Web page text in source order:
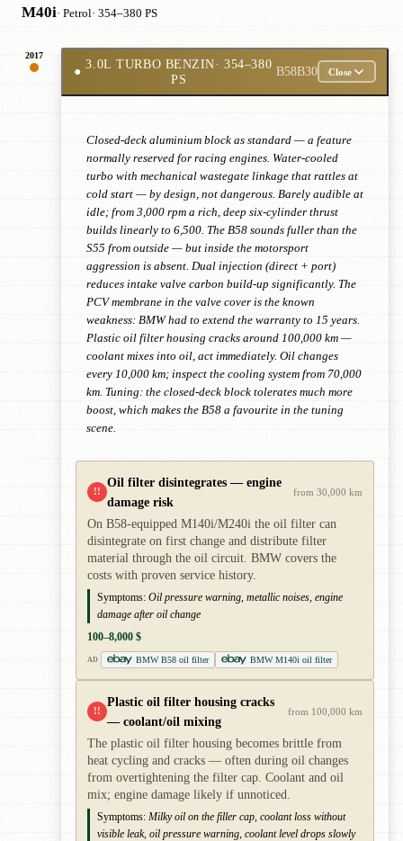
M40i· Petrol· 354–380 PS
2017
●
3.0L TURBO BENZIN· 354–380
PS
B58B30 Close
Closed-deck aluminium block as standard — a feature
normally reserved for racing engines. Water-cooled
turbo with mechanical wastegate linkage that rattles at
cold start — by design, not dangerous. Barely audible at
idle; from 3,000 rpm a rich, deep six-cylinder thrust
builds linearly to 6,500. The B58 sounds fuller than the
S55 from outside — but inside the motorsport
aggression is absent. Dual injection (direct + port)
reduces intake valve carbon build-up significantly. The
PCV membrane in the valve cover is the known
weakness: BMW had to extend the warranty to 15 years.
Plastic oil filter housing cracks around 100,000 km —
coolant mixes into oil, act immediately. Oil changes
every 10,000 km; inspect the cooling system from 70,000
km. Tuning: the closed-deck block tolerates much more
boost, which makes the B58 a favourite in the tuning
scene.
!!
Oil filter disintegrates — engine
damage risk
from 30,000 km
On B58-equipped M140i/M240i the oil filter can
disintegrate on first change and distribute filter
material through the oil circuit. BMW covers the
costs with proven service history.
Symptoms: Oil pressure warning, metallic noises, engine
damage after oil change
100–8,000 $
AD BMW B58 oil filter BMW M140i oil filter
!!
Plastic oil filter housing cracks
— coolant/oil mixing
from 100,000 km
The plastic oil filter housing becomes brittle from
heat cycling and cracks — often during oil changes
from overtightening the filter cap. Coolant and oil
mix; engine damage likely if unnoticed.
Symptoms: Milky oil on the filler cap, coolant loss without
visible leak, oil pressure warning, coolant level drops slowly